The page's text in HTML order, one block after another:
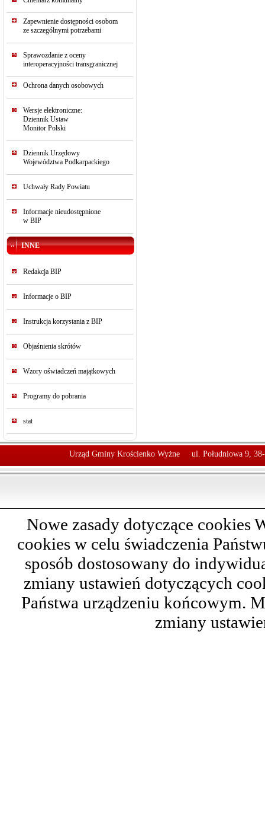
Zapewnienie dostępności osobom
ze szczególnymi potrzebami
Sprawozdanie z oceny
interoperacyjności transgranicznej
Ochrona danych osobowych
Wersje elektroniczne:
Dziennik Ustaw
Monitor Polski
Dziennik Urzędowy
Województwa Podkarpackiego
Uchwały Rady Powiatu
Informacje nieudostępnione
w BIP
INNE
Redakcja BIP
Informacje o BIP
Instrukcja korzystania z BIP
Objaśnienia skrótów
Wzory oświadczeń majątkowych
Programy do pobrania
stat
Urząd Gminy Krościenko Wyżne ul. Południowa 9,
Nowe zasady dotyczące cookies
cookies w celu świadczenia
sposób dostosowany do
zmiany ustawień dotyczących
Państwa urządzeniu końcowym.
zmiany